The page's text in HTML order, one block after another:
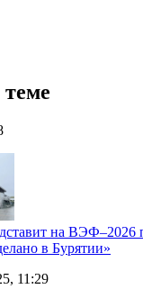
на ВЭФ–2026
в Бурятии»
11:29